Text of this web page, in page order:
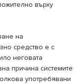
върху
на
средство е с
неговата
причина системите
употребявани